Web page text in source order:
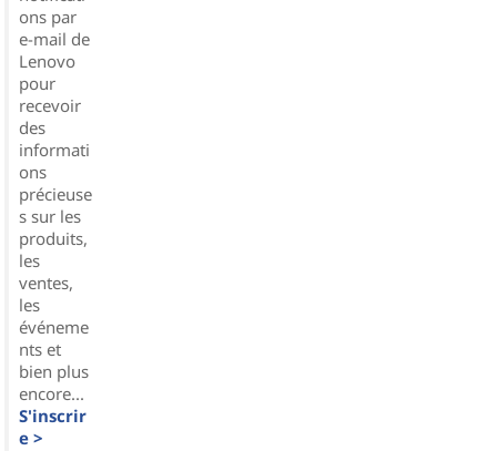
ons par
e-mail de
Lenovo
pour
recevoir
des
informati
ons
précieuse
s sur les
produits,
les
ventes,
les
événeme
nts et
bien plus
encore...
S'inscrir
e >